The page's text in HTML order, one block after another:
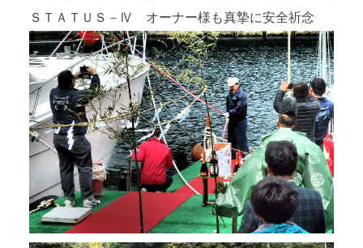
ＳＴＡＴＵＳ－Ⅳ オーナー様も真摯に安全祈念